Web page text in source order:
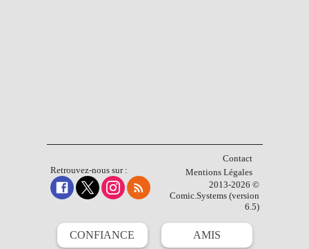
Retrouvez-nous sur :
Contact
Mentions Légales
2013-2026 ©
Comic.Systems (version
6.5)
CONFIANCE AMIS